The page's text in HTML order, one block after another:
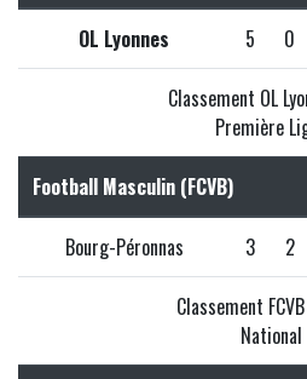
OL Lyonnes 5 0
Classement OL
Première
Football Masculin (FCVB)
Bourg-Péronnas 3 2
Classement
National